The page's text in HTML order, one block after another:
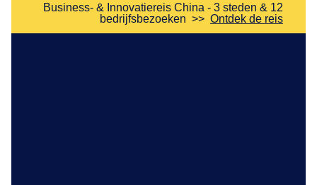
Business- & Innovatiereis China - 3 steden & 12
bedrijfsbezoeken >> Ontdek de reis